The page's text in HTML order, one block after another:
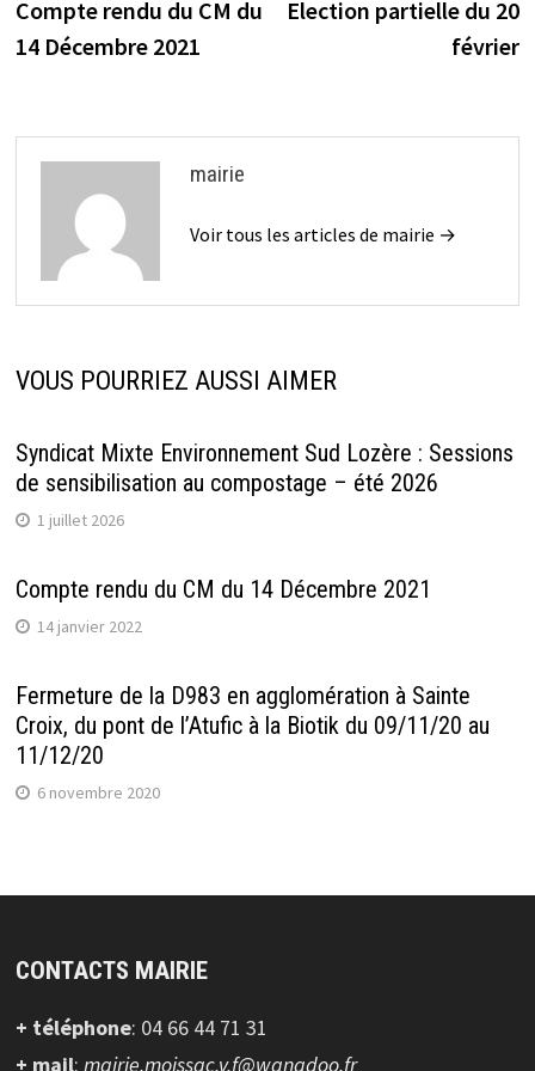
de
précédente :
Compte rendu du CM du
14 Décembre 2021
Election partielle du 20
février
mairie
Voir tous les articles de mairie →
VOUS POURRIEZ AUSSI AIMER
Syndicat Mixte Environnement Sud Lozère : Sessions
de sensibilisation au compostage – été 2026
1 juillet 2026
Compte rendu du CM du 14 Décembre 2021
14 janvier 2022
Fermeture de la D983 en agglomération à Sainte
Croix, du pont de l’Atufic à la Biotik du 09/11/20 au
11/12/20
6 novembre 2020
CONTACTS MAIRIE
+ téléphone: 04 66 44 71 31
+ mail: mairie.moissac.v.f@wanadoo.fr